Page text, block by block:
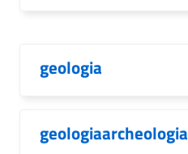
geologia
geologiaarcheologia